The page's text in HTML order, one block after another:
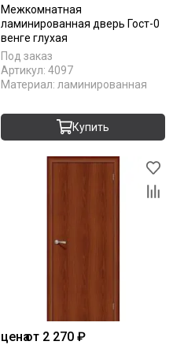
Межкомнатная
ламинированная дверь Гост-0
венге глухая
Под заказ
Артикул: 4097
Материал: ламинированная
Купить
ценаот 2 270 ₽